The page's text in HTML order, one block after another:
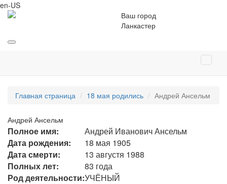
en-US
Ваш город
Ланкастер
Главная страница 18 мая родились Андрей Ансельм
Андрей Ансельм
Полное имя:
Андрей Иванович Ансельм
Дата рождения:
18 мая 1905
Дата смерти:
13 августя 1988
Полных лет:
83 года
Род деятельности:УЧЁНЫЙ